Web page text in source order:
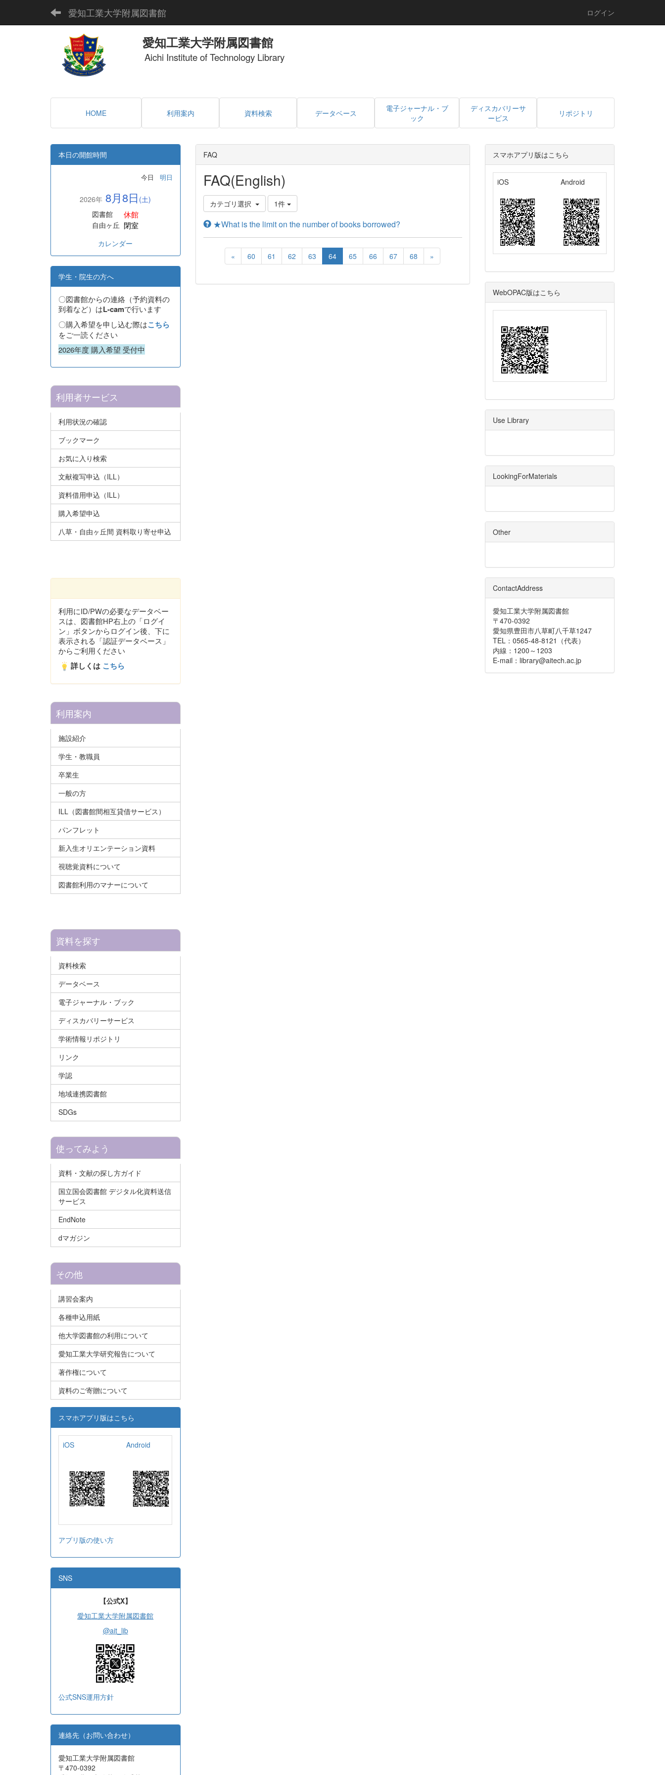
愛知工業大学附属図書館 ログイン
愛知工業大学附属図書館
Aichi Institute of Technology Library
HOME 利用案内 資料検索 データベース
電子ジャーナル・ブ
ック
ディスカバリーサ
ービス
リポジトリ
FAQ
FAQ(English)
カテゴリ選択 1件
★What is the limit on the number of books borrowed?
« 60 61 62 63 64 65 66 67 68 »
本日の開館時間
今日 明日
2026年 8月8日 (土)
図書館
休館
自由ヶ丘 閉室
カレンダー
学生・院生の方へ
〇図書館からの連絡（予約資料の
到着など）はL-camで行います
〇購入希望を申し込む際はこちら
をご一読ください
2026年度 購入希望 受付中
利用者サービス
利用状況の確認
ブックマーク
お気に入り検索
文献複写申込（ILL）
資料借用申込（ILL）
購入希望申込
八草・自由ヶ丘間 資料取り寄せ申込
利用にID/PWの必要なデータベー
スは、図書館HP右上の「ログイ
ン」ボタンからログイン後、下に
表示される「認証データベース」
からご利用ください
詳しくは こちら
利用案内
施設紹介
学生・教職員
卒業生
一般の方
ILL（図書館間相互貸借サービス）
パンフレット
新入生オリエンテーション資料
視聴覚資料について
図書館利用のマナーについて
資料を探す
資料検索
データベース
電子ジャーナル・ブック
ディスカバリーサービス
学術情報リポジトリ
リンク
学認
地域連携図書館
SDGs
使ってみよう
資料・文献の探し方ガイド
国立国会図書館 デジタル化資料送信
サービス
EndNote
dマガジン
その他
講習会案内
各種申込用紙
他大学図書館の利用について
愛知工業大学研究報告について
著作権について
資料のご寄贈について
スマホアプリ版はこちら
iOS Android
アプリ版の使い方
SNS
【公式X】
愛知工業大学附属図書館
@ait_lib
公式SNS運用方針
連絡先（お問い合わせ）
愛知工業大学附属図書館
〒470-0392
スマホアプリ版はこちら
iOS Android
WebOPAC版はこちら
Use Library
LookingForMaterials
Other
ContactAddress
愛知工業大学附属図書館
〒470-0392
愛知県豊田市八草町八千草1247
TEL：0565-48-8121（代表）
内線：1200～1203
E-mail：library@aitech.ac.jp